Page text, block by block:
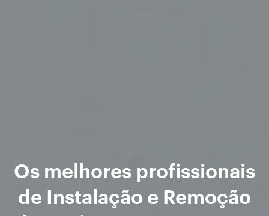
Os melhores profissionais
de Instalação e Remoção